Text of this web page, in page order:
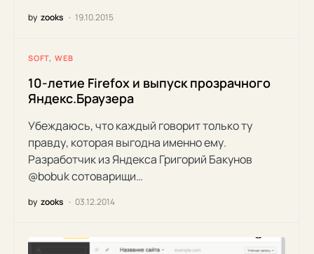
by zooks 19.10.2015
SOFT WEB
10-летие Firefox и выпуск прозрачного
Яндекс.Браузера
Убеждаюсь, что каждый говорит только ту
правду, которая выгодна именно ему.
Разработчик из Яндекса Григорий Бакунов
@bobuk сотоварищи…
by zooks 03.12.2014